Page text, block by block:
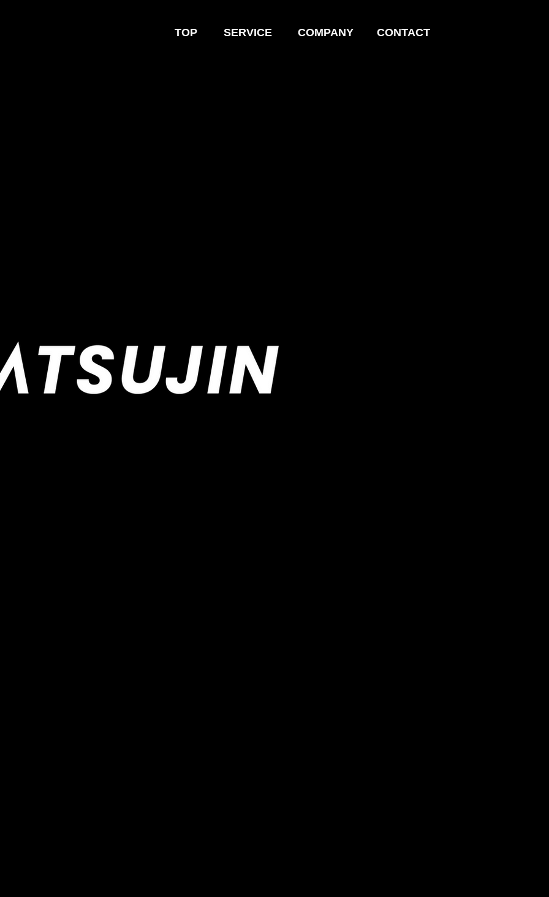
TOP SERVICE COMPANY CONTACT